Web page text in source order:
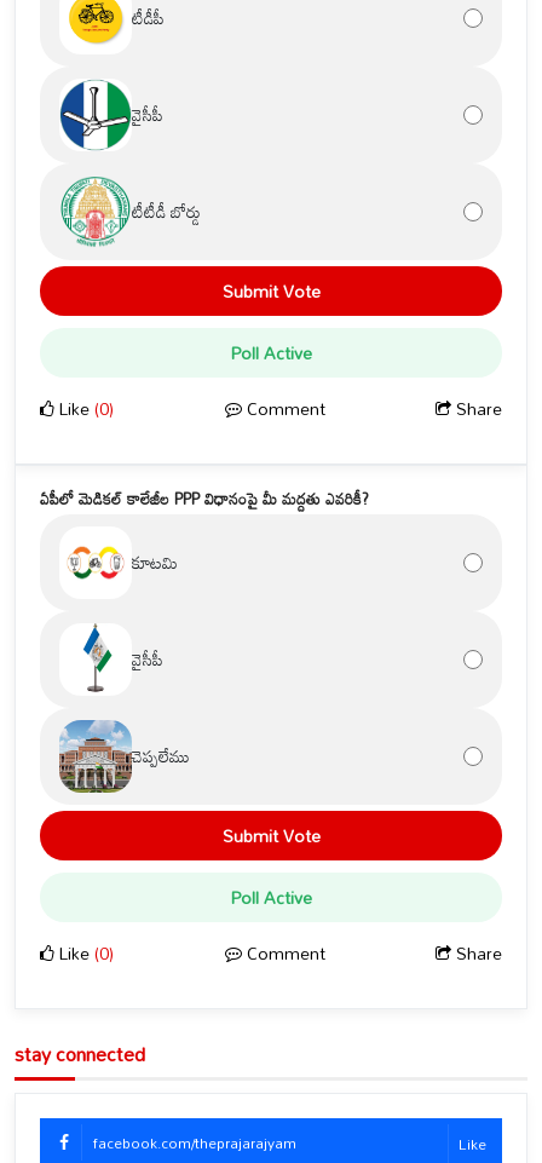
టీడీపీ
వైసీపీ
టీటీడీ బోర్డు
Submit Vote
Poll Active
Like(0) Comment Share
ఏపీలో మెడికల్ కాలేజీల PPP విధానంపై మీ మద్దతు ఎవరికీ?
కూటమి
వైసీపీ
చెప్పలేము
Submit Vote
Poll Active
Like(0) Comment Share
stay connected
facebook.com/theprajarajyam Like